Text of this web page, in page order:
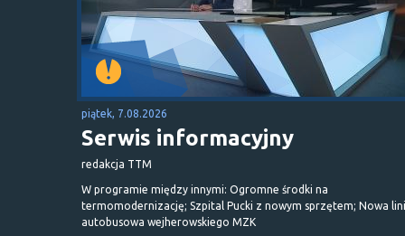
piątek, 7.08.2026
Serwis informacyjny
redakcja TTM
W programie między innymi: Ogromne środki na
termomodernizację; Szpital Pucki z nowym sprzętem; Nowa
autobusowa wejherowskiego MZK